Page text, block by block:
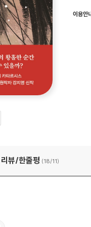
이용안
리뷰/한줄평 (18/11)